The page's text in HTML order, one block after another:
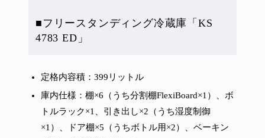
■フリースタンディング冷蔵庫「KS
4783 ED」
定格内容積：399リットル
庫内仕様：棚×6（うち分割棚FlexiBoard×1）、ボ
トルラック×1、引き出し×2（うち湿度制御
×1）、ドア棚×5（うちボトル用×2）、ベーキン